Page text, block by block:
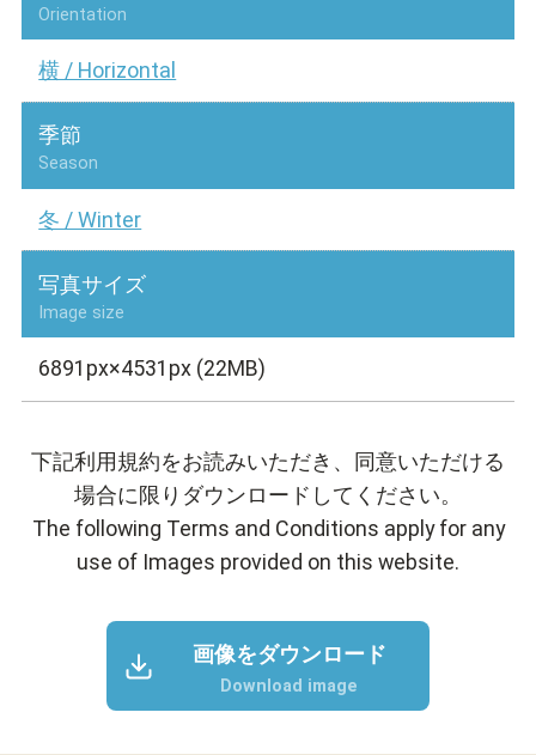
Orientation
横 / Horizontal
季節
Season
冬 / Winter
写真サイズ
Image size
6891px×4531px (22MB)
下記利用規約をお読みいただき、同意いただける
場合に限りダウンロードしてください。
The following Terms and Conditions apply for any
use of Images provided on this website.
画像をダウンロード
Download image